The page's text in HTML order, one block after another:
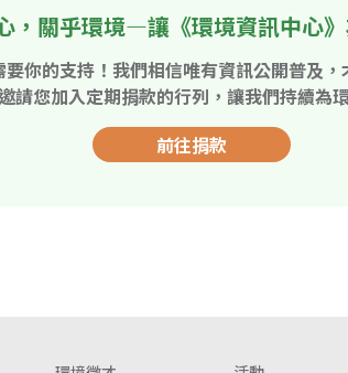
，關乎環境—讓《環境資訊中心
要你的支持！我們相信唯有資訊公開普及
請您加入定期捐款的行列，讓我們持續為
前往捐款